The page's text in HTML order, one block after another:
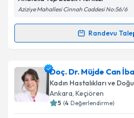
Kişisel verilerimin
Metni'ni okudum ve kişisel
kapsamda işlenmesini
Aziziye Mahallesi Cinnah Caddesi No:56/6
Randevu
Randevu Takvimi Talebi
Op. Dr. Pınar Kemikiçin
oluşturun. Size bu uzmandan
takvim hazırlandığında e-posta
Doç. Dr. Müjde Can
Kadın Hastalıkları ve
Ankara, Keçiören
5 (4 Değerlendirme)